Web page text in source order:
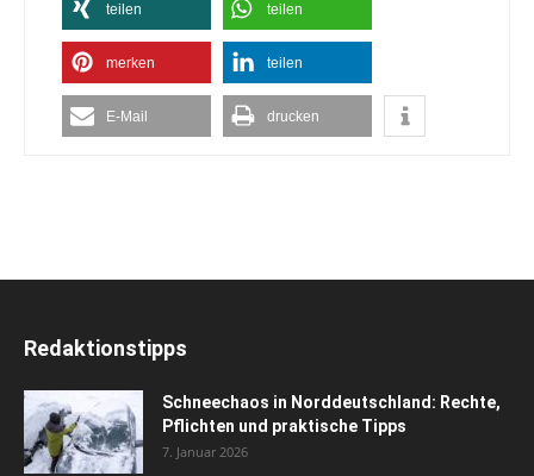
teilen teilen
merken teilen
E-Mail drucken
Redaktionstipps
Schneechaos in Norddeutschland: Rechte,
Pflichten und praktische Tipps
7. Januar 2026